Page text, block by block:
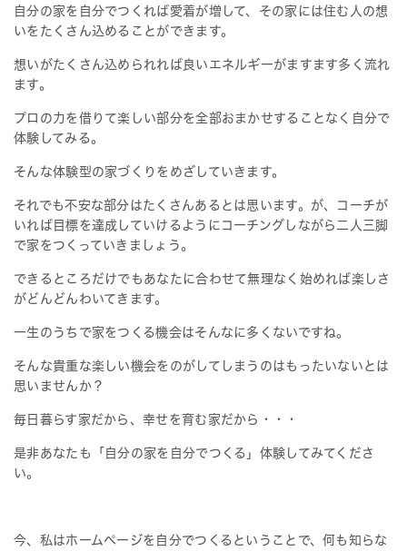
自分の家を自分でつくれば愛着が増して、その家には住む人の想
いをたくさん込めることができます。
想いがたくさん込められれば良いエネルギーがますます多く流れ
ます。
プロの力を借りて楽しい部分を全部おまかせすることなく自分で
体験してみる。
そんな体験型の家づくりをめざしていきます。
それでも不安な部分はたくさんあるとは思います。が、コーチが
いれば目標を達成していけるようにコーチングしながら二人三脚
で家をつくっていきましょう。
できるところだけでもあなたに合わせて無理なく始めれば楽しさ
がどんどんわいてきます。
一生のうちで家をつくる機会はそんなに多くないですね。
そんな貴重な楽しい機会をのがしてしまうのはもったいないとは
思いませんか？
毎日暮らす家だから、幸せを育む家だから・・・
是非あなたも「自分の家を自分でつくる」体験してみてくださ
い。
今、私はホームページを自分でつくるということで、何も知らな